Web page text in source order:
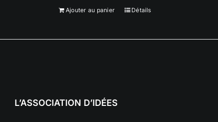
Ajouter au panier Détails
L’ASSOCIATION D’IDÉES